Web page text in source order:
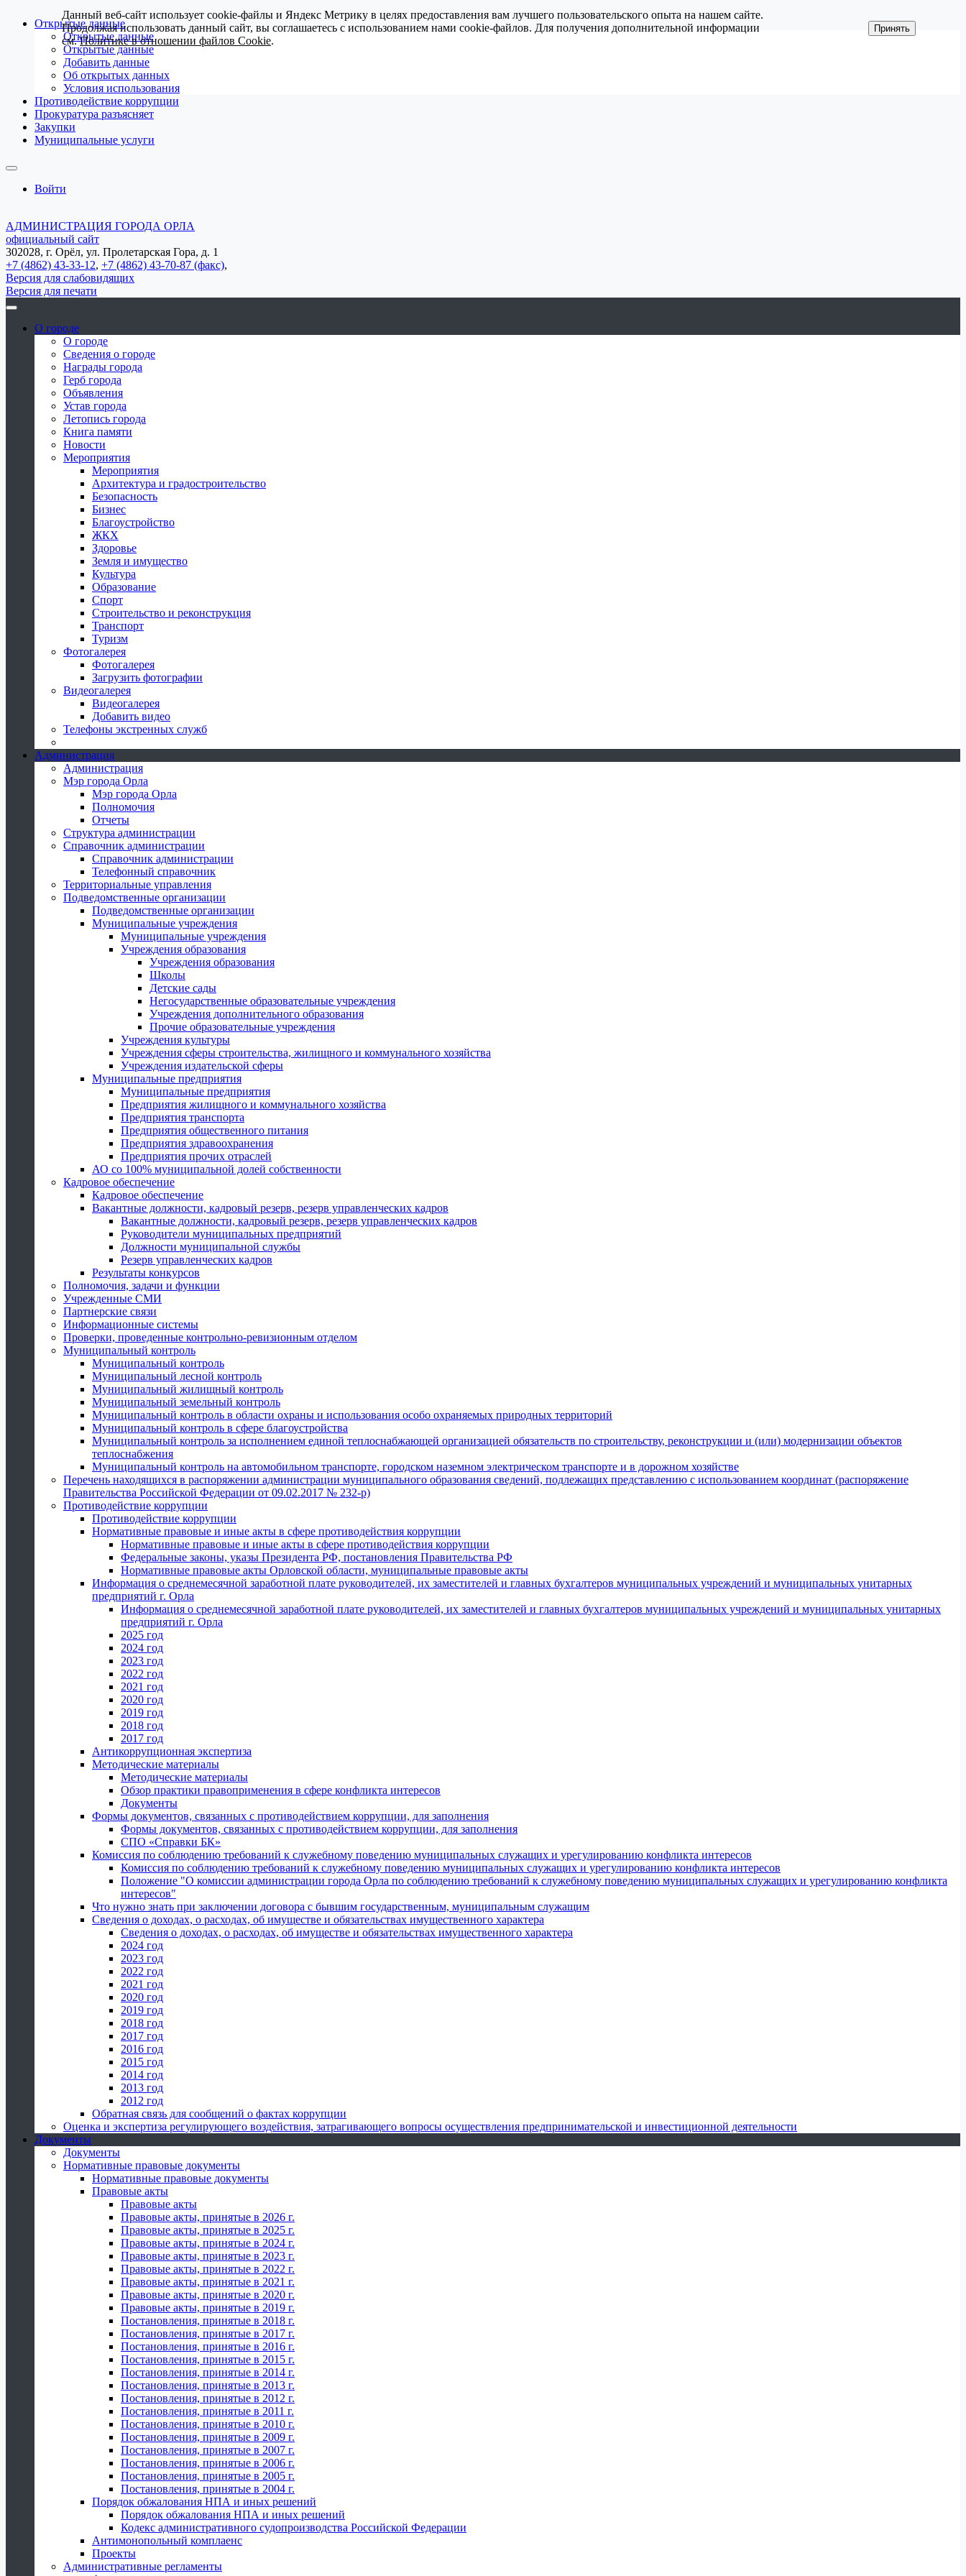
Открытые данные
Открытые данные
Открытые данные
Добавить данные
Об открытых данных
Условия использования
Противодействие коррупции
Прокуратура разъясняет
Закупки
Муниципальные услуги
Войти
АДМИНИСТРАЦИЯ ГОРОДА ОРЛА
официальный сайт
302028, г. Орёл, ул. Пролетарская Гора, д. 1
+7 (4862) 43-33-12, +7 (4862) 43-70-87 (факс),
Версия для слабовидящих
Версия для печати
О городе
О городе
Сведения о городе
Награды города
Герб города
Объявления
Устав города
Летопись города
Книга памяти
Новости
Мероприятия
Мероприятия
Архитектура и градостроительство
Безопасность
Бизнес
Благоустройство
ЖКХ
Здоровье
Земля и имущество
Культура
Образование
Спорт
Строительство и реконструкция
Транспорт
Туризм
Фотогалерея
Фотогалерея
Загрузить фотографии
Видеогалерея
Видеогалерея
Добавить видео
Телефоны экстренных служб
Администрация
Администрация
Мэр города Орла
Мэр города Орла
Полномочия
Отчеты
Структура администрации
Справочник администрации
Справочник администрации
Телефонный справочник
Территориальные управления
Подведомственные организации
Подведомственные организации
Муниципальные учреждения
Муниципальные учреждения
Учреждения образования
Учреждения образования
Школы
Детские сады
Негосударственные образовательные учреждения
Учреждения дополнительного образования
Прочие образовательные учреждения
Учреждения культуры
Учреждения сферы строительства, жилищного и коммунального хозяйства
Учреждения издательской сферы
Муниципальные предприятия
Муниципальные предприятия
Предприятия жилищного и коммунального хозяйства
Предприятия транспорта
Предприятия общественного питания
Предприятия здравоохранения
Предприятия прочих отраслей
АО со 100% муниципальной долей собственности
Кадровое обеспечение
Кадровое обеспечение
Вакантные должности, кадровый резерв, резерв управленческих кадров
Вакантные должности, кадровый резерв, резерв управленческих кадров
Руководители муниципальных предприятий
Должности муниципальной службы
Резерв управленческих кадров
Результаты конкурсов
Полномочия, задачи и функции
Учрежденные СМИ
Партнерские связи
Информационные системы
Проверки, проведенные контрольно-ревизионным отделом
Муниципальный контроль
Муниципальный контроль
Муниципальный лесной контроль
Муниципальный жилищный контроль
Муниципальный земельный контроль
Муниципальный контроль в области охраны и использования особо охраняемых природных территорий
Муниципальный контроль в сфере благоустройства
Муниципальный контроль за исполнением единой теплоснабжающей организацией обязательств по строительству, реконструкции и (или) модернизации объектов
теплоснабжения
Муниципальный контроль на автомобильном транспорте, городском наземном электрическом транспорте и в дорожном хозяйстве
Перечень находящихся в распоряжении администрации муниципального образования сведений, подлежащих представлению с использованием координат (распоряжение
Правительства Российской Федерации от 09.02.2017 № 232-р)
Противодействие коррупции
Противодействие коррупции
Нормативные правовые и иные акты в сфере противодействия коррупции
Нормативные правовые и иные акты в сфере противодействия коррупции
Федеральные законы, указы Президента РФ, постановления Правительства РФ
Нормативные правовые акты Орловской области, муниципальные правовые акты
Информация о среднемесячной заработной плате руководителей, их заместителей и главных бухгалтеров муниципальных учреждений и муниципальных унитарных
предприятий г. Орла
Информация о среднемесячной заработной плате руководителей, их заместителей и главных бухгалтеров муниципальных учреждений и муниципальных унитарных
предприятий г. Орла
2025 год
2024 год
2023 год
2022 год
2021 год
2020 год
2019 год
2018 год
2017 год
Антикоррупционная экспертиза
Методические материалы
Методические материалы
Обзор практики правоприменения в сфере конфликта интересов
Документы
Формы документов, связанных с противодействием коррупции, для заполнения
Формы документов, связанных с противодействием коррупции, для заполнения
СПО «Справки БК»
Комиссия по соблюдению требований к служебному поведению муниципальных служащих и урегулированию конфликта интересов
Комиссия по соблюдению требований к служебному поведению муниципальных служащих и урегулированию конфликта интересов
Положение "О комиссии администрации города Орла по соблюдению требований к служебному поведению муниципальных служащих и урегулированию конфликта
интересов"
Что нужно знать при заключении договора с бывшим государственным, муниципальным служащим
Сведения о доходах, о расходах, об имуществе и обязательствах имущественного характера
Сведения о доходах, о расходах, об имуществе и обязательствах имущественного характера
2024 год
2023 год
2022 год
2021 год
2020 год
2019 год
2018 год
2017 год
2016 год
2015 год
2014 год
2013 год
2012 год
Обратная связь для сообщений о фактах коррупции
Оценка и экспертиза регулирующего воздействия, затрагивающего вопросы осуществления предпринимательской и инвестиционной деятельности
Документы
Документы
Нормативные правовые документы
Нормативные правовые документы
Правовые акты
Правовые акты
Правовые акты, принятые в 2026 г.
Правовые акты, принятые в 2025 г.
Правовые акты, принятые в 2024 г.
Правовые акты, принятые в 2023 г.
Правовые акты, принятые в 2022 г.
Правовые акты, принятые в 2021 г.
Правовые акты, принятые в 2020 г.
Правовые акты, принятые в 2019 г.
Постановления, принятые в 2018 г.
Постановления, принятые в 2017 г.
Постановления, принятые в 2016 г.
Постановления, принятые в 2015 г.
Постановления, принятые в 2014 г.
Постановления, принятые в 2013 г.
Постановления, принятые в 2012 г.
Постановления, принятые в 2011 г.
Постановления, принятые в 2010 г.
Постановления, принятые в 2009 г.
Постановления, принятые в 2007 г.
Постановления, принятые в 2006 г.
Постановления, принятые в 2005 г.
Постановления, принятые в 2004 г.
Порядок обжалования НПА и иных решений
Порядок обжалования НПА и иных решений
Кодекс административного судопроизводства Российской Федерации
Антимонопольный комплаенс
Проекты
Административные регламенты
Данный веб-сайт использует cookie-файлы и Яндекс Метрику в целях предоставления вам лучшего пользовательского опыта на нашем сайте.
Продолжая использовать данный сайт, вы соглашаетесь с использованием нами cookie-файлов. Для получения дополнительной информации
см.Политике в отношении файлов Cookie.
Принять